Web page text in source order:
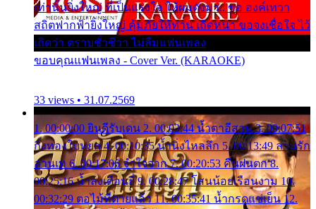
เท่านั้นยิ่งใหญ่ ที่เป็นแรงใจ ให้ผมดังมา.. ขอ องค์เทวา
สถิตฟากฟ้ายิ่งใหญ่ คุ้มภัยให้ท่าน เถิดหนา ขอจงเชื่อใจ ไว้
เถิดว่า ตราบชั่วชีวา ไม่ลืมแฟนเพลง
ขอบคุณแฟนเพลง - Cover Ver. (KARAOKE)
33 views • 31.07.2569
1. 00:00:00 ยินดีรับเดน 2. 00:03:44 น้ำตาอีสาน 3. 00:07:51
กิ่งทองใบหยก 4. 00:10:35 น้ำนิ่งไหลลึก 5. 00:13:49 ลานรัก
ลานเท 6. 00:17:06 จำใจจาก 7. 00:20:53 คืนฝนตก 8.
00:25:16 น้ำลงเดือนยี่ 9. 00:28:47 โสนน้อยเรือนงาม 10.
00:32:29 ตอไม้ที่ตายแล้ว 11. 00:35:41 น้ำกรดแช่เย็น 12.